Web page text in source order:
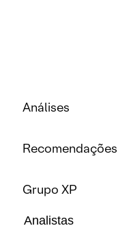
Análises
Recomendações
Grupo XP
Analistas